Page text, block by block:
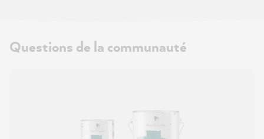
Questions de la communauté